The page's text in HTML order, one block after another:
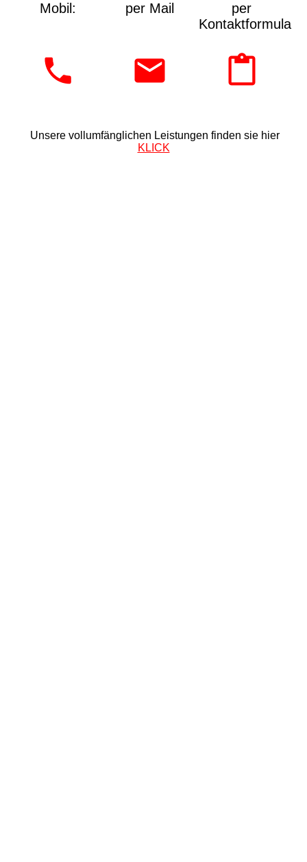
Mobil: per Mail
per
Kontaktformular:
Unsere vollumfänglichen Leistungen finden sie hier
KLICK